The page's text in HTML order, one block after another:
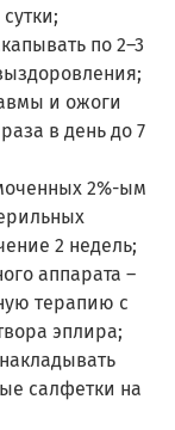
по 2–3
и ожоги
в день до 7
2%-ым
2 недель;
аппарата –
терапию с
эплира;
салфетки на